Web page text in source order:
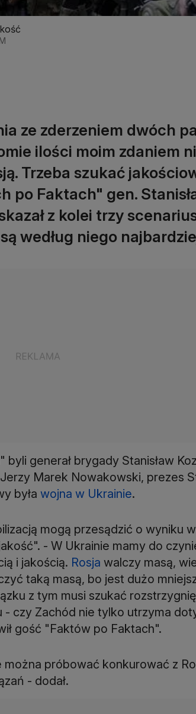
ze zderzeniem dwóch
ilości moim zdaniem
Trzeba szukać
po Faktach" gen.
z kolei trzy
według niego
generał brygady Stanisław
Marek Nowakowski, prezes
była wojna w Ukrainie.
mogą przesądzić o wyniku
- W Ukrainie mamy do
i jakością. Rosja walczy masą,
taką masą, bo jest dużo
z tym musi szukać
czy Zachód nie tylko utrzyma
gość "Faktów po Faktach".
próbować konkurować z
- dodał.